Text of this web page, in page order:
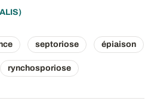
septoriose épiaison
rynchosporiose